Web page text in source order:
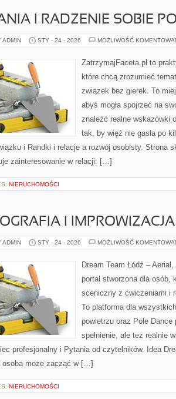
I RADZENIE SOBIE
ADMIN STY - 24 - 2026 MOŻLIWOŚĆ
ZatrzymajFaceta.pl to
które chcą zrozumieć
związek bez gierek. To
abyś mogła spojrzeć na
znaleźć realne wskazówki
tak, by więź nie gasła po
i Randki i relacje a rozwój osobisty. Strona
zainteresowanie w relacji: […]
NIERUCHOMOŚCI
I IMPROWIZACJA
ADMIN STY - 24 - 2026 MOŻLIWOŚĆ
Dream Team Łódź –
portal stworzona dla osób,
sceniczny z ćwiczeniami i
To platforma dla
powietrzu oraz Pole
spełnienie, ale też realnie
profesjonalny i Pytania od czytelników. Idea
osoba może zacząć w […]
NIERUCHOMOŚCI